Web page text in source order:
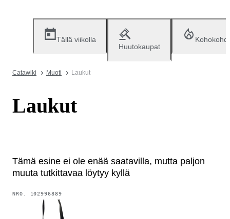
Tällä viikolla
Huutokaupat
Catawiki Muoti Laukut
Laukut
Tämä esine ei ole enää saatavilla, mutta paljon
muuta tutkittavaa löytyy kyllä
NRO. 102996889